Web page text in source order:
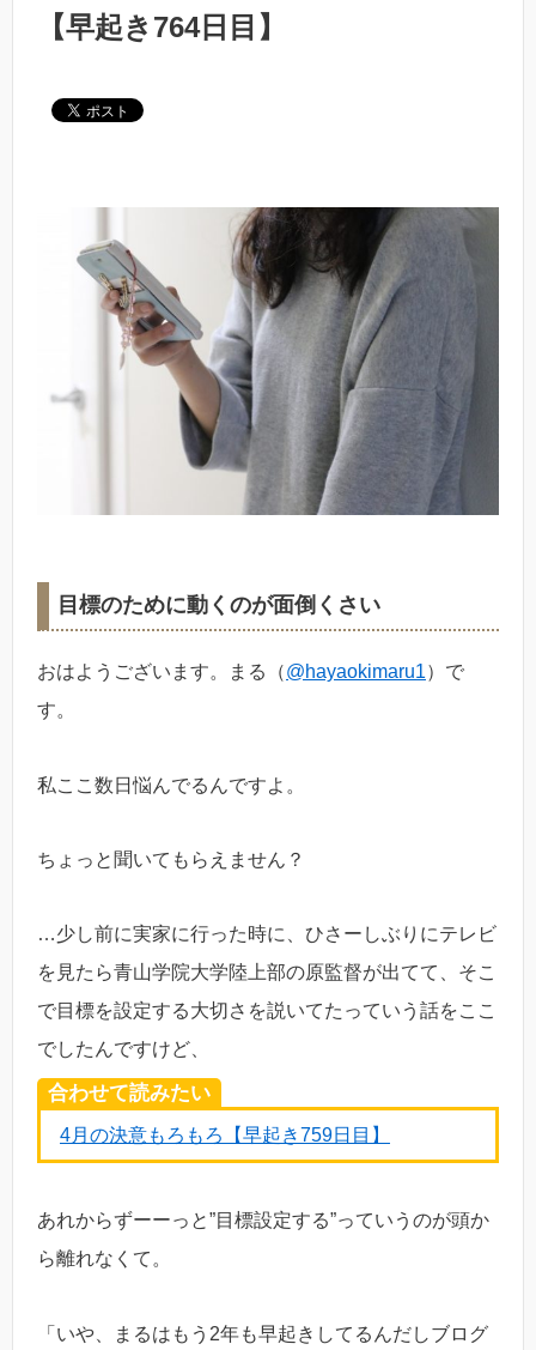
【早起き764日目】
目標のために動くのが面倒くさい
おはようございます。まる（@hayaokimaru1）で
す。
私ここ数日悩んでるんですよ。
ちょっと聞いてもらえません？
…少し前に実家に行った時に、ひさーしぶりにテレビ
を見たら青山学院大学陸上部の原監督が出てて、そこ
で目標を設定する大切さを説いてたっていう話をここ
でしたんですけど、
合わせて読みたい
4月の決意もろもろ【早起き759日目】
あれからずーーっと”目標設定する”っていうのが頭か
ら離れなくて。
「いや、まるはもう2年も早起きしてるんだしブログ